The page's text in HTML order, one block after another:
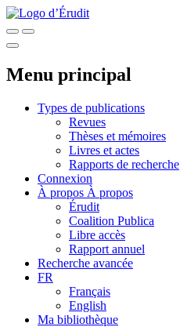
Menu principal
Types de publications
Revues
Thèses et mémoires
Livres et actes
Rapports de recherche
Connexion
À propos À propos
Érudit
Coalition Publica
Libre accès
Rapport annuel
Recherche avancée
FR
Français
English
Ma bibliothèque